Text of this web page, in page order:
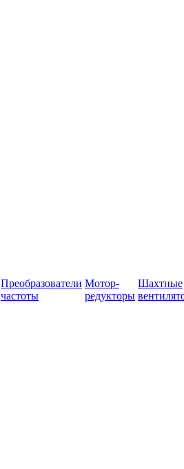
Преобразователи
частоты
Мотор-
редукторы
Шахтные